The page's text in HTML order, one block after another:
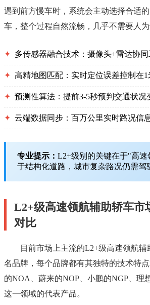
遇到前方慢车时，系统会主动选择合适
车，整个过程自然流畅，几乎不需要人为
✦ 多传感器融合技术：摄像头+雷达协
✦ 高精地图匹配：实时定位误差控制在1
✦ 预测性算法：提前3-5秒预判交通状况
✦ 云端数据同步：百万公里实时路况信
专业提示： L2+级别的关键在于"高速
于结构化道路，城市复杂路况仍需驾
L2+级高速领航辅助轿车市
对比
目前市场上主流的L2+级高速领航
名品牌，每个品牌都有其独特的技术特
的NOA、蔚来的NOP、小鹏的NGP、理
这一领域的代表产品。